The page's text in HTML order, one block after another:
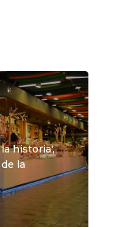
historia',
la